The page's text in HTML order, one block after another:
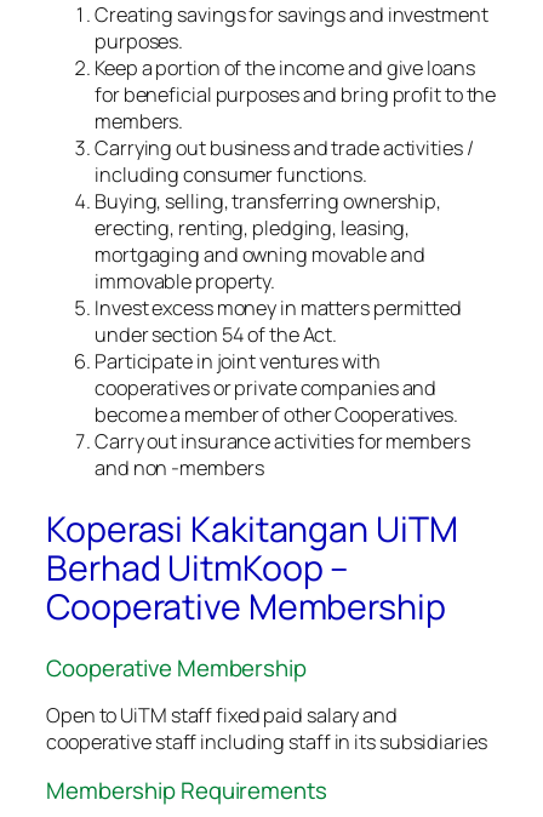
Creating savings for savings and investment
purposes.
Keep a portion of the income and give loans
for beneficial purposes and bring profit to the
members.
Carrying out business and trade activities /
including consumer functions.
Buying, selling, transferring ownership,
erecting, renting, pledging, leasing,
mortgaging and owning movable and
immovable property.
Invest excess money in matters permitted
under section 54 of the Act.
Participate in joint ventures with
cooperatives or private companies and
become a member of other Cooperatives.
Carry out insurance activities for members
and non -members
Koperasi Kakitangan UiTM
Berhad UitmKoop –
Cooperative Membership
Cooperative Membership
Open to UiTM staff fixed paid salary and
cooperative staff including staff in its subsidiaries
Membership Requirements